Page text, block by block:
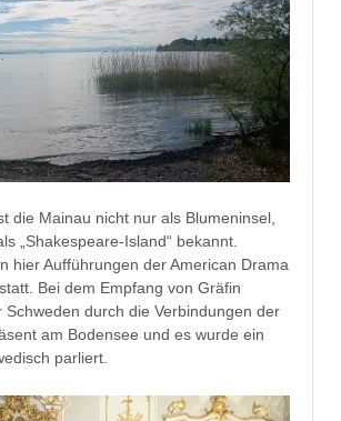
die Mainau nicht nur als Blumeninsel,
„Shakespeare-Island“ bekannt.
hier Aufführungen der American Drama
Bei dem Empfang von Gräfin
Schweden durch die Verbindungen der
am Bodensee und es wurde ein
parliert.